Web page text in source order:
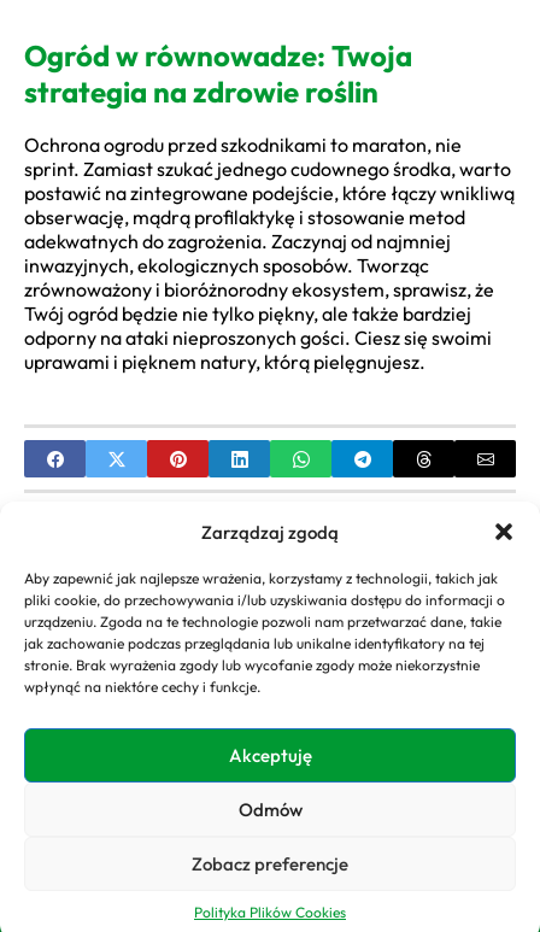
Zarządzaj zgodą
Aby zapewnić jak najlepsze wrażenia, korzystamy z technologii, takich jak
pliki cookie, do przechowywania i/lub uzyskiwania dostępu do informacji o
urządzeniu. Zgoda na te technologie pozwoli nam przetwarzać dane, takie
jak zachowanie podczas przeglądania lub unikalne identyfikatory na tej
stronie. Brak wyrażenia zgody lub wycofanie zgody może niekorzystnie
wpłynąć na niektóre cechy i funkcje.
Akceptuję
Odmów
Zobacz preferencje
Polityka Plików Cookies
Ogród w równowadze: Twoja
strategia na zdrowie roślin
Ochrona ogrodu przed szkodnikami to maraton, nie
sprint. Zamiast szukać jednego cudownego środka, warto
postawić na zintegrowane podejście, które łączy wnikliwą
obserwację, mądrą profilaktykę i stosowanie metod
adekwatnych do zagrożenia. Zaczynaj od najmniej
inwazyjnych, ekologicznych sposobów. Tworząc
zrównoważony i bioróżnorodny ekosystem, sprawisz, że
Twój ogród będzie nie tylko piękny, ale także bardziej
odporny na ataki nieproszonych gości. Ciesz się swoimi
uprawami i pięknem natury, którą pielęgnujesz.
Rośliny ozdobne do ogrodu: przewodnik po
odmianach i zasadach uprawy
NEXT
Duże drzewa ozdobne do ogrodu: Gatunki,
Copyright 2026. All rights
Prywatności